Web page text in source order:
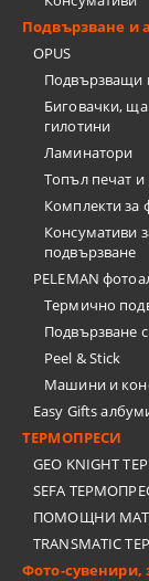
Подвързване и
OPUS
Биговачки,
гилотини
Ламинатори
Топъл печат и
Комплекти за
Консумативи
подвързване
PELEMAN
Термично
Подвързване
Peel & Stick
Машини и
Easy Gifts
ТЕРМОПРЕСИ
GEO KNIGHT
SEFA
ПОМОЩНИ
TRANSMATIC
Фото-сувенири,